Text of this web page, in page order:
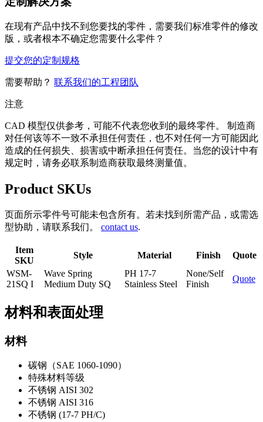
在现有产品中找不到您要找的零件，需要我们标准零件的修改
版，或者根本不确定您需要什么零件？
提交您的定制规格
需要帮助？ 联系我们的工程团队
注意
CAD 模型仅供参考，可能不代表您收到的最终零件。 制造商
对任何该等不一致不承担任何责任，也不对任何一方可能因此
造成的任何损失、损害或中断承担任何责任。当您的设计中有
规定时，请务必联系制造商获取最终测量值。
Product SKUs
页面所示零件号可能未包含所有。若未找到所需产品，或需选
型协助，请联系我们。 contact us.
Item
SKU
Style Material Finish
Quote
WSM-
21SQ I
Wave Spring
Medium Duty SQ
PH 17-7
Stainless Steel
None/Self
Finish
Quote
材料和表面处理
材料
碳钢（SAE 1060-1090）
特殊材料等级
不锈钢 AISI 302
不锈钢 AISI 316
不锈钢 (17-7 PH/C)